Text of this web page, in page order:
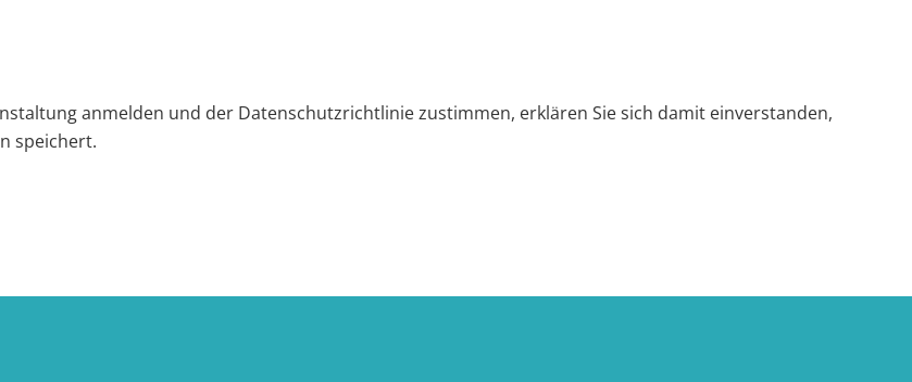
anmelden und der Datenschutzrichtlinie zustimmen, erklären Sie sich damit einverstanden,
speichert.